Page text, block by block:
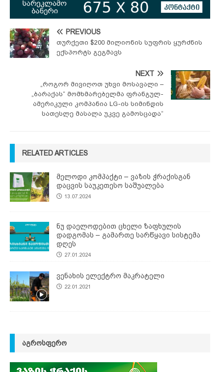
PREVIOUS
თურქეთი $200 მილიონის სუფრის ყურძნის
ექსპორტს გეგმავს
NEXT
„როგორ მივიღოთ უხვი მოსავალი –
„ბარაქას“ მომხმარებელმა ფრანგულ-
ამერიკული კომპანია LG-ის სიმინდის
სათესლე მასალა უკვე გამოსცადა“
RELATED ARTICLES
მელოდი კომპაქტი – ვაზის ჭრაქისგან
დაცვის საუკეთესო საშუალება
13.07.2024
ნუ დაელოდებით ცხელი ზაფხულის
დადგომას – გამართე სარწყავი სისტემა
დღეს
27.01.2024
ვენახის ელექტრო მაკრატელი
22.01.2021
ᲐᲒᲠᲝᲡᲤᲔᲠᲝ